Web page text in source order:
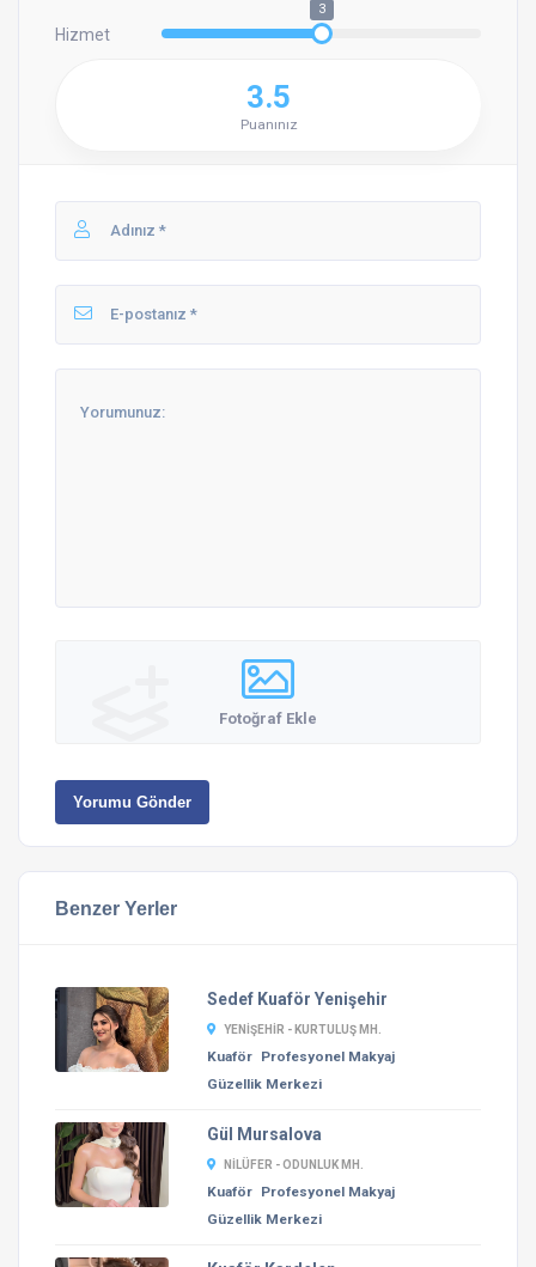
Hizmet
3
3.5
Puanınız
Fotoğraf Ekle
Yorumu Gönder
Benzer Yerler
Sedef Kuaför Yenişehir
YENIŞEHIR - KURTULUŞ MH.
Kuaför Profesyonel Makyaj
Güzellik Merkezi
Gül Mursalova
NILÜFER - ODUNLUK MH.
Kuaför Profesyonel Makyaj
Güzellik Merkezi